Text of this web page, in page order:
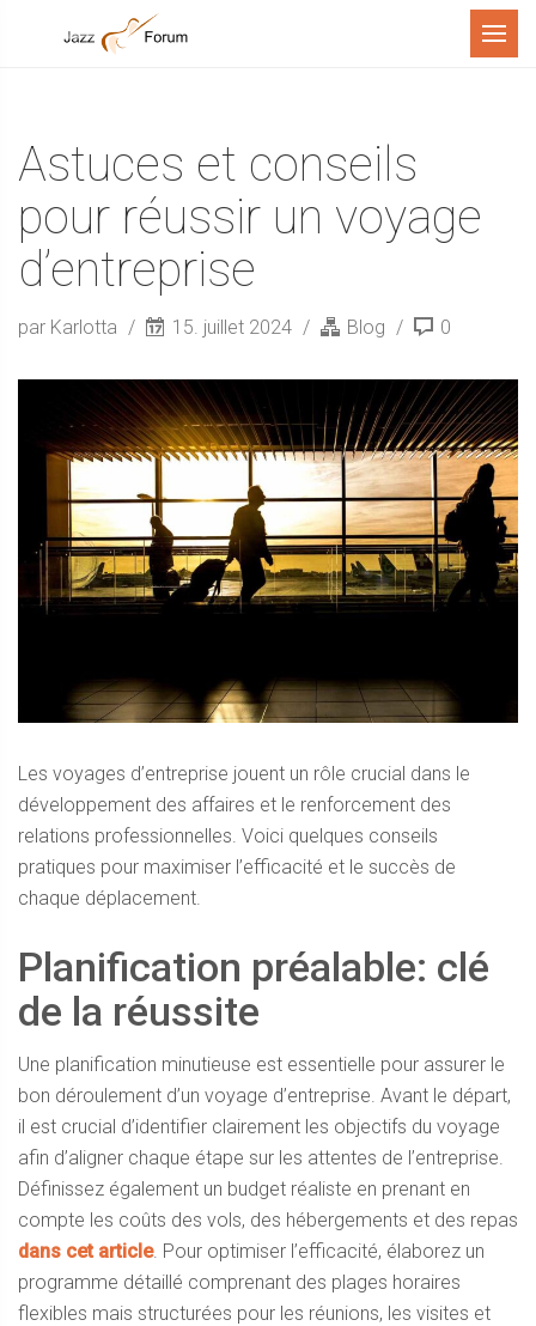
Menu
Astuces et conseils
pour réussir un voyage
d’entreprise
par Karlotta 15. juillet 2024 Blog 0
Les voyages d’entreprise jouent un rôle crucial dans le
développement des affaires et le renforcement des
relations professionnelles. Voici quelques conseils
pratiques pour maximiser l’efficacité et le succès de
chaque déplacement.
Planification préalable: clé
de la réussite
Une planification minutieuse est essentielle pour assurer le
bon déroulement d’un voyage d’entreprise. Avant le départ,
il est crucial d’identifier clairement les objectifs du voyage
afin d’aligner chaque étape sur les attentes de l’entreprise.
Définissez également un budget réaliste en prenant en
compte les coûts des vols, des hébergements et des repas
dans cet article. Pour optimiser l’efficacité, élaborez un
programme détaillé comprenant des plages horaires
flexibles mais structurées pour les réunions, les visites et